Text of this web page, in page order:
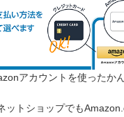
アカウントを使ったか
ットショップでも